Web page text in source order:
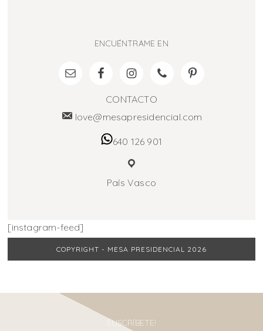
ENCUÉNTRAME EN
CONTACTO
love@mesapresidencial.com
640 126 901
País Vasco
[instagram-feed]
COPYRIGHT - MESA PRESIDENCIAL 2026
SUSCRÍBETE!